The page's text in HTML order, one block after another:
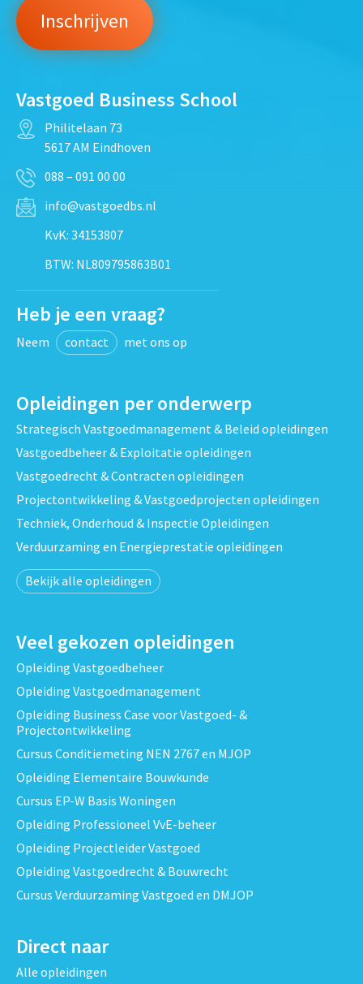
Vastgoed Business School
Philitelaan 73
5617 AM Eindhoven
088 – 091 00 00
info@vastgoedbs.nl
KvK: 34153807
BTW: NL809795863B01
Heb je een vraag?
Neem contact met ons op
Opleidingen per onderwerp
Strategisch Vastgoedmanagement & Beleid opleidingen
Vastgoedbeheer & Exploitatie opleidingen
Vastgoedrecht & Contracten opleidingen
Projectontwikkeling & Vastgoedprojecten opleidingen
Techniek, Onderhoud & Inspectie Opleidingen
Verduurzaming en Energieprestatie opleidingen
Bekijk alle opleidingen
Veel gekozen opleidingen
Opleiding Vastgoedbeheer
Opleiding Vastgoedmanagement
Opleiding Business Case voor Vastgoed- &
Projectontwikkeling
Cursus Conditiemeting NEN 2767 en MJOP
Opleiding Elementaire Bouwkunde
Cursus EP-W Basis Woningen
Opleiding Professioneel VvE-beheer
Opleiding Projectleider Vastgoed
Opleiding Vastgoedrecht & Bouwrecht
Cursus Verduurzaming Vastgoed en DMJOP
Direct naar
Alle opleidingen